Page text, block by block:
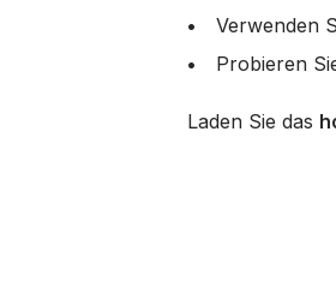
Verwenden
Probieren
Laden Sie das